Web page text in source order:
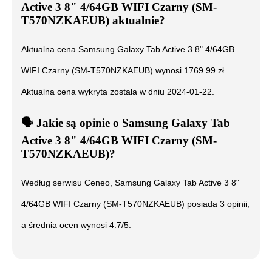
Active 3 8" 4/64GB WIFI Czarny (SM-
T570NZKAEUB) aktualnie?
Aktualna cena Samsung Galaxy Tab Active 3 8" 4/64GB
WIFI Czarny (SM-T570NZKAEUB) wynosi 1769.99 zł.
Aktualna cena wykryta została w dniu 2024-01-22
🗣️ ️ Jakie są opinie o Samsung Galaxy Tab
Active 3 8" 4/64GB WIFI Czarny (SM-
T570NZKAEUB)?
Według serwisu Ceneo, Samsung Galaxy Tab Active 3 8"
4/64GB WIFI Czarny (SM-T570NZKAEUB) posiada 3 opinii,
a średnia ocen wynosi 4.7/5.